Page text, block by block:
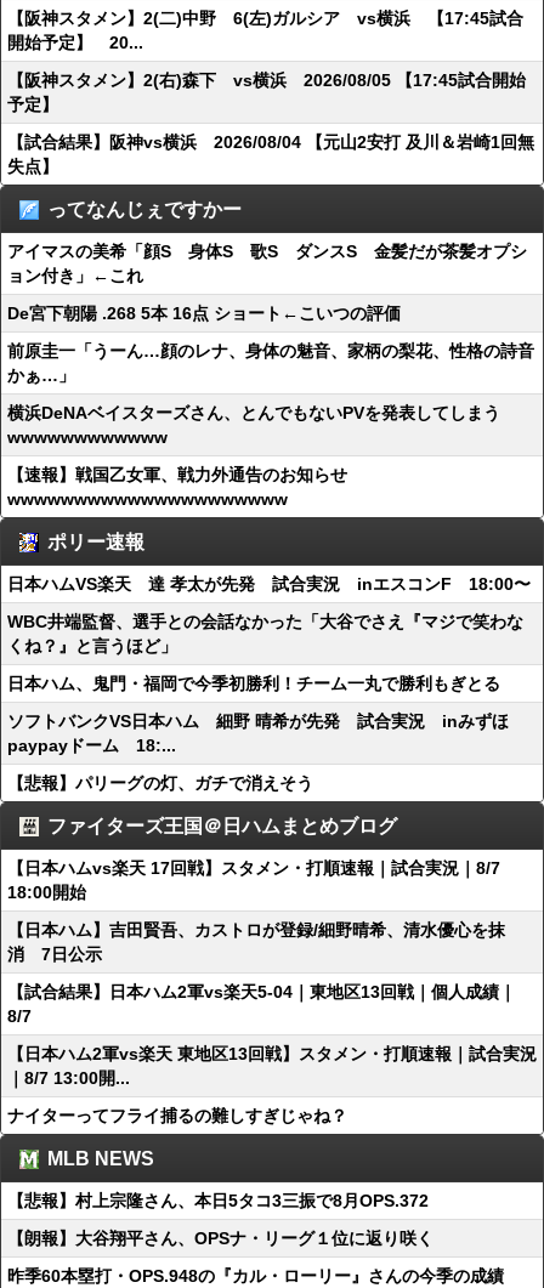
【阪神スタメン】2(二)中野 6(左)ガルシア vs横浜 【17:45試合
開始予定】 20...
【阪神スタメン】2(右)森下 vs横浜 2026/08/05 【17:45試合開始
予定】
【試合結果】阪神vs横浜 2026/08/04 【元山2安打 及川＆岩崎1回無
失点】
ってなんじぇですかー
アイマスの美希「顔S 身体S 歌S ダンスS 金髪だが茶髪オプシ
ョン付き」←これ
De宮下朝陽 .268 5本 16点 ショート←こいつの評価
前原圭一「うーん…顔のレナ、身体の魅音、家柄の梨花、性格の詩音
かぁ…」
横浜DeNAベイスターズさん、とんでもないPVを発表してしまう
wwwwwwwwwwww
【速報】戦国乙女軍、戦力外通告のお知らせ
wwwwwwwwwwwwwwwwwwwww
ポリー速報
日本ハムVS楽天 達 孝太が先発 試合実況 inエスコンF 18:00〜
WBC井端監督、選手との会話なかった「大谷でさえ『マジで笑わな
くね？』と言うほど」
日本ハム、鬼門・福岡で今季初勝利！チーム一丸で勝利もぎとる
ソフトバンクVS日本ハム 細野 晴希が先発 試合実況 inみずほ
paypayドーム 18:...
【悲報】パリーグの灯、ガチで消えそう
ファイターズ王国＠日ハムまとめブログ
【日本ハムvs楽天 17回戦】スタメン・打順速報｜試合実況｜8/7
18:00開始
【日本ハム】吉田賢吾、カストロが登録/細野晴希、清水優心を抹
消 7日公示
【試合結果】日本ハム2軍vs楽天5-04｜東地区13回戦｜個人成績｜
8/7
【日本ハム2軍vs楽天 東地区13回戦】スタメン・打順速報｜試合実況
｜8/7 13:00開...
ナイターってフライ捕るの難しすぎじゃね？
MLB NEWS
【悲報】村上宗隆さん、本日5タコ3三振で8月OPS.372
【朗報】大谷翔平さん、OPSナ・リーグ１位に返り咲く
昨季60本塁打・OPS.948の『カル・ローリー』さんの今季の成績